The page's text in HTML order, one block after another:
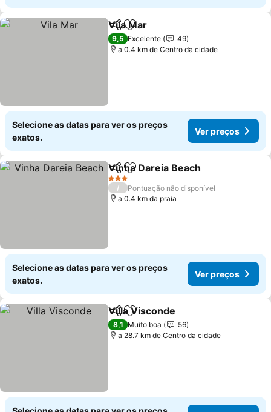
PartilharAdicionar aos favoritos
Vila Mar
9,5 Excelente
49
a 0.4 km de Centro da cidade
Selecione as datas para ver os preços
exatos.
Ver preços
PartilharAdicionar aos favoritos
Vinha Dareia Beach
3 Estrelas
/
Pontuação não disponível
a 0.4 km da praia
Selecione as datas para ver os preços
exatos.
Ver preços
PartilharAdicionar aos favoritos
Villa Visconde
8,1 Muito boa
56
a 28.7 km de Centro da cidade